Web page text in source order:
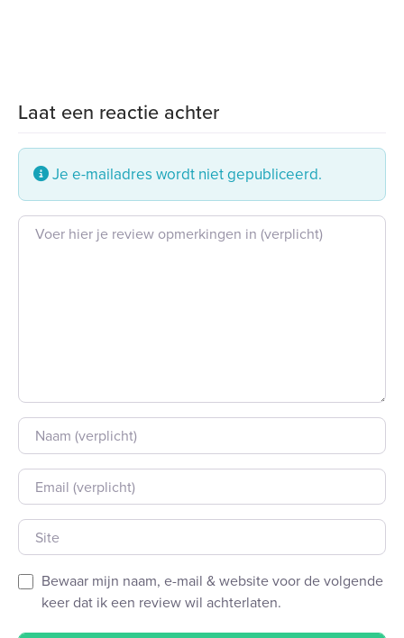
Laat een reactie achter
Je e-mailadres wordt niet gepubliceerd.
Beoordeling tekst
Naam
E-mail
Site
Bewaar mijn naam, e-mail & website voor de volgende
keer dat ik een review wil achterlaten.